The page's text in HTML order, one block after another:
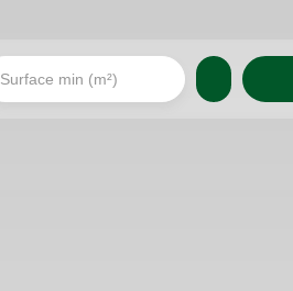
Surface min (m²)